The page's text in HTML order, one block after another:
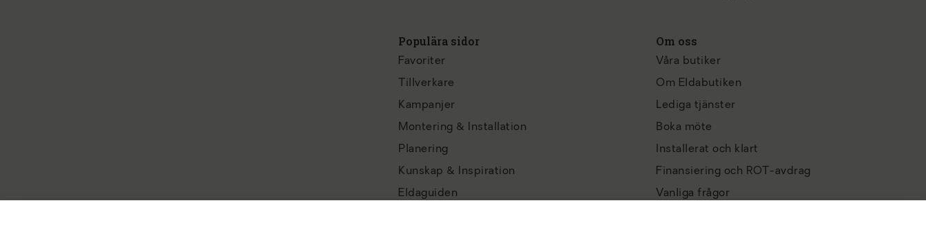
Populära sidor
Favoriter
Tillverkare
Kampanjer
Montering & Installation
Planering
Kunskap & Inspiration
Eldaguiden
Om oss
Våra butiker
Om Eldabutiken
Lediga tjänster
Boka möte
Installerat och klart
Finansiering och ROT-avdrag
Vanliga frågor